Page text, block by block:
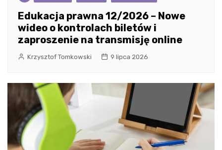
Edukacja prawna 12/2026 – Nowe
wideo o kontrolach biletów i
zaproszenie na transmisję online
Krzysztof Tomkowski 9 lipca 2026